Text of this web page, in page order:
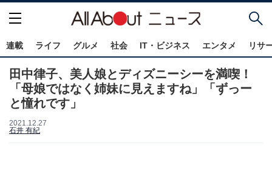
連載 ライフ グルメ 社会 IT・ビジネス エンタメ リサ
田中律子、美人娘とディズニーシーを満喫！
「母娘ではなく姉妹に見えますね」「ずっー
と憧れです」
2021.12.27
石井 有紀